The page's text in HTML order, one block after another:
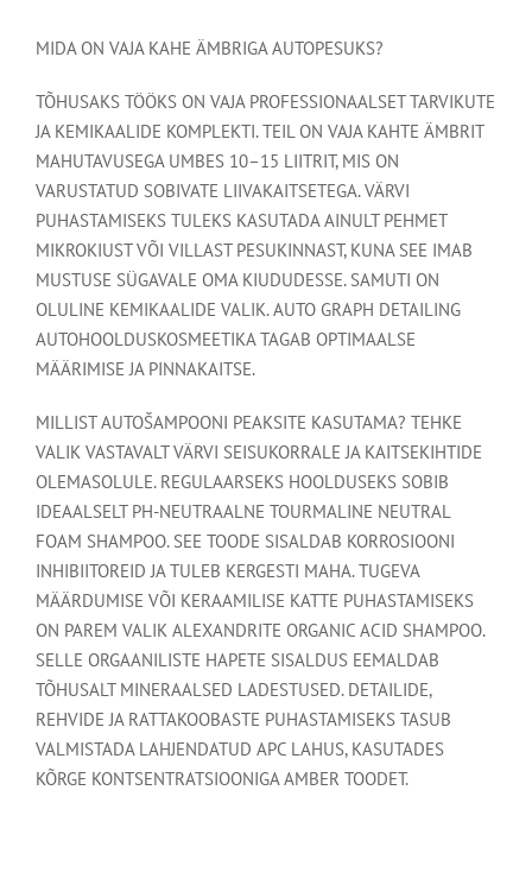
MIDA ON VAJA KAHE ÄMBRIGA AUTOPESUKS?
TÕHUSAKS TÖÖKS ON VAJA PROFESSIONAALSET TARVIKUTE
JA KEMIKAALIDE KOMPLEKTI. TEIL ON VAJA KAHTE ÄMBRIT
MAHUTAVUSEGA UMBES 10–15 LIITRIT, MIS ON
VARUSTATUD SOBIVATE LIIVAKAITSETEGA. VÄRVI
PUHASTAMISEKS TULEKS KASUTADA AINULT PEHMET
MIKROKIUST VÕI VILLAST PESUKINNAST, KUNA SEE IMAB
MUSTUSE SÜGAVALE OMA KIUDUDESSE. SAMUTI ON
OLULINE KEMIKAALIDE VALIK. AUTO GRAPH DETAILING
AUTOHOOLDUSKOSMEETIKA TAGAB OPTIMAALSE
MÄÄRIMISE JA PINNAKAITSE.
MILLIST AUTOŠAMPOONI PEAKSITE KASUTAMA? TEHKE
VALIK VASTAVALT VÄRVI SEISUKORRALE JA KAITSEKIHTIDE
OLEMASOLULE. REGULAARSEKS HOOLDUSEKS SOBIB
IDEAALSELT PH-NEUTRAALNE TOURMALINE NEUTRAL
FOAM SHAMPOO. SEE TOODE SISALDAB KORROSIOONI
INHIBIITOREID JA TULEB KERGESTI MAHA. TUGEVA
MÄÄRDUMISE VÕI KERAAMILISE KATTE PUHASTAMISEKS
ON PAREM VALIK ALEXANDRITE ORGANIC ACID SHAMPOO.
SELLE ORGAANILISTE HAPETE SISALDUS EEMALDAB
TÕHUSALT MINERAALSED LADESTUSED. DETAILIDE,
REHVIDE JA RATTAKOOBASTE PUHASTAMISEKS TASUB
VALMISTADA LAHJENDATUD APC LAHUS, KASUTADES
KÕRGE KONTSENTRATSIOONIGA AMBER TOODET.